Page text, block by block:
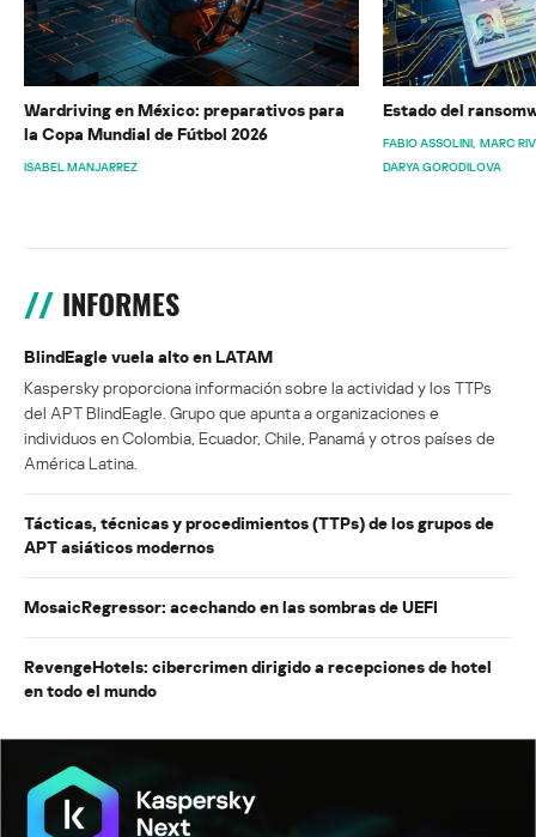
Wardriving en México: preparativos para
la Copa Mundial de Fútbol 2026
ISABEL MANJARREZ
Estado del
FABIO ASSOLINI MARC
DARYA GORODILOVA
INFORMES
BlindEagle vuela alto en LATAM
Kaspersky proporciona información sobre la actividad y los TTPs
del APT BlindEagle. Grupo que apunta a organizaciones e
individuos en Colombia, Ecuador, Chile, Panamá y otros países de
América Latina.
Tácticas, técnicas y procedimientos (TTPs) de los grupos de
APT asiáticos modernos
MosaicRegressor: acechando en las sombras de UEFI
RevengeHotels: cibercrimen dirigido a recepciones de hotel
en todo el mundo